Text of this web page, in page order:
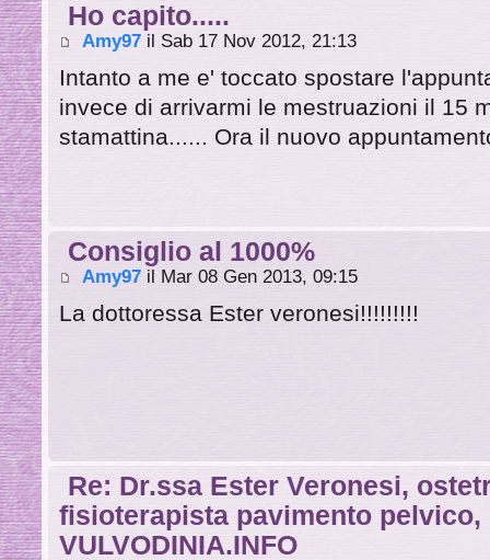
Ho capito.....
Amy97 il Sab 17 Nov 2012, 21:13
Intanto a me e' toccato spostare
invece di arrivarmi le mestruazioni il 15
stamattina...... Ora il nuovo
Consiglio al 1000%
Amy97 il Mar 08 Gen 2013, 09:15
La dottoressa Ester veronesi!!!!!!!!!
Re: Dr.ssa Ester Veronesi,
fisioterapista pavimento pelvico,
VULVODINIA.INFO